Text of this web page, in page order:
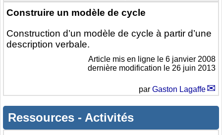
Construire un modèle de cycle
Construction d’un modèle de cycle à partir d’une
description verbale.
Article mis en ligne le 6 janvier 2008
dernière modification le 26 juin 2013
par Gaston Lagaffe
Ressources - Activités